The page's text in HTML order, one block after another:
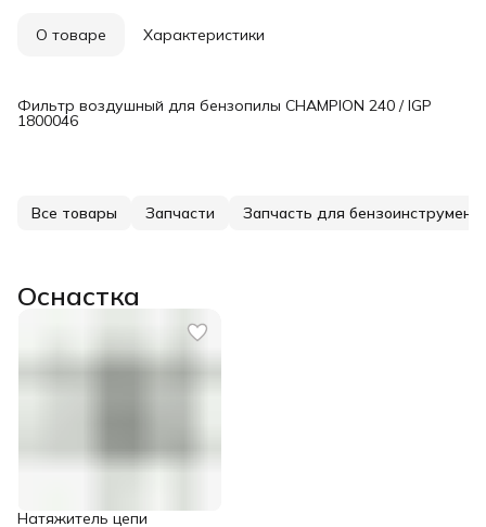
О товаре Характеристики
Фильтр воздушный для бензопилы CHAMPION 240 / IGP
1800046
Все товары Запчасти Запчасть для
Оснастка
Натяжитель цепи